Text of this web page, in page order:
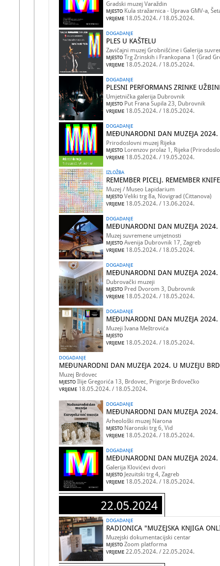
Gradski muzej Varaždin
MJESTO Kula stražarnica - Uprava GMV-a,
VRIJEME 18.05.2024. / 18.05.2024.
DOGADANJE
PLES U KAŠTELU
Zavičajni muzej Grobnišćine i Galerija
MJESTO Trg Zrinskih i Frankopana 1 (Grad
VRIJEME 18.05.2024. / 18.05.2024.
DOGADANJE
PLESNI PERFORMANS ZRINKE
Umjetnička galerija Dubrovnik
MJESTO Put Frana Supila 23, Dubrovnik
VRIJEME 18.05.2024. / 18.05.2024.
DOGADANJE
MEĐUNARODNI DAN MUZEJA 2024.
Prirodoslovni muzej Rijeka
MJESTO Lorenzov prolaz 1, Rijeka
VRIJEME 18.05.2024. / 19.05.2024.
IZLOŽBA
REMEMBER PICELJ. REMEMBER
Muzej / Museo Lapidarium
MJESTO Veliki trg 8a, Novigrad (Cittanova)
VRIJEME 18.05.2024. / 13.06.2024.
DOGADANJE
MEĐUNARODNI DAN MUZEJA 2024.
Muzej suvremene umjetnosti
MJESTO Avenija Dubrovnik 17, Zagreb
VRIJEME 18.05.2024. / 18.05.2024.
DOGADANJE
MEĐUNARODNI DAN MUZEJA
Dubrovački muzeji
MJESTO Pred Dvorom 3, Dubrovnik
VRIJEME 18.05.2024. / 18.05.2024.
DOGADANJE
MEĐUNARODNI DAN MUZEJA 2024.
Muzeji Ivana Meštrovića
MJESTO
VRIJEME 18.05.2024. / 18.05.2024.
DOGADANJE
MEĐUNARODNI DAN MUZEJA 2024. U MUZEJU
Muzej Brdovec
MJESTO Ilije Gregorića 13, Brdovec, Prigorje Brdovečko
VRIJEME 18.05.2024. / 18.05.2024.
DOGADANJE
MEĐUNARODNI DAN MUZEJA 2024.
Arheološki muzej Narona
MJESTO Naronski trg 6, Vid
VRIJEME 18.05.2024. / 18.05.2024.
DOGADANJE
MEĐUNARODNI DAN MUZEJA 2024.
Galerija Klovićevi dvori
MJESTO Jezuitski trg 4, Zagreb
VRIJEME 18.05.2024. / 18.05.2024.
22.05.2024
DOGADANJE
RADIONICA "MUZEJSKA KNJIGA
Muzejski dokumentacijski centar
MJESTO Zoom platforma
VRIJEME 22.05.2024. / 22.05.2024.